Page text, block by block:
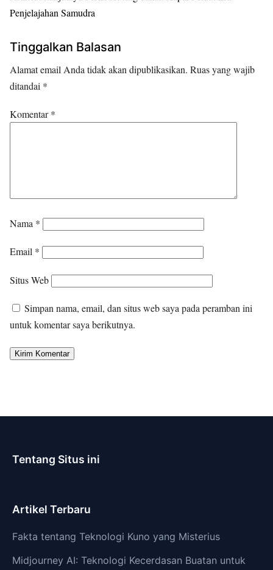
Penjelajahan Samudra
Tinggalkan Balasan
Alamat email Anda tidak akan dipublikasikan. Ruas yang wajib
ditandai *
Komentar*
Nama *
Email *
Situs Web
Simpan nama, email, dan situs web saya pada peramban ini
untuk komentar saya berikutnya.
Tentang Situs ini
Artikel Terbaru
Fakta tentang Teknologi Kuno yang Misterius
Midjourney AI: Teknologi Kecerdasan Buatan untuk